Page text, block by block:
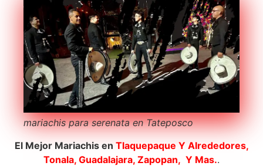
mariachis para serenata en Tateposco
El Mejor Mariachis en Tlaquepaque Y Alrededores,
Tonala, Guadalajara, Zapopan, Y Mas..